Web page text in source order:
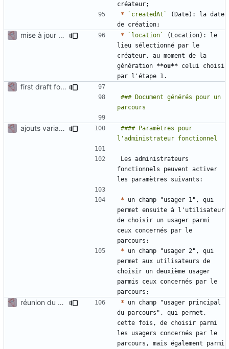
*
`createdAt`
(Date): la date
mise à jour génération document * `location`
(Location): le
lieu sélectionné par le
créateur, au moment de la
génération **ou** celui choisi
first draft for admin manual - generation document
### Document générés pour un
ajouts variables suite réunion 22/09
#### Paramètres pour
Les administrateurs
fonctionnels peuvent activer
* un champ "usager 1", qui
permet ensuite à l'utilisateur
de choisir un usager parmi
ceux concernés par le
* un champ "usager 2", qui
permet aux utilisateurs de
choisir un deuxième usager
parmis ceux concernés par le
réunion du 6/10 * un champ "usager principal
du parcours", qui permet,
cette fois, de choisir parmi
les usagers concernés par le
parcours, mais également parmi